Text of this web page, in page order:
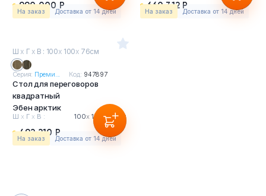
990 000 Р
На заказ Доставка от 14 дней
660 312 Р
На заказ Доставка от 14 дней
Ш х Г х В : 100х 100х 76см
Серия: Преми... Код: 947897
Стол для переговоров
квадратный
Эбен арктик
Ш х Г х В : 100х 100 х76см
492 210 Р
На заказ Доставка от 14 дней